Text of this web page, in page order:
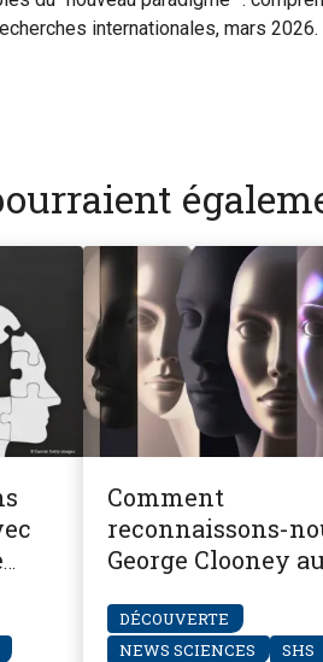
internationales, mars 2026.
Comment
reconnaissons-
George Clooney au
DÉCOUVERTE
NEWS SCIENCES
SHS